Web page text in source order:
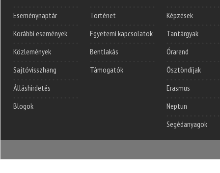
Eseménynaptár
Korábbi események
Közlemények
Sajtóvisszhang
Álláshirdetés
Blogok
Történet
Egyetemi kapcsolatok
Bentlakás
Támogatók
Képzések
Tantárgyak
Órarend
Ösztöndíjak
Erasmus
Neptun
Segédanyagok